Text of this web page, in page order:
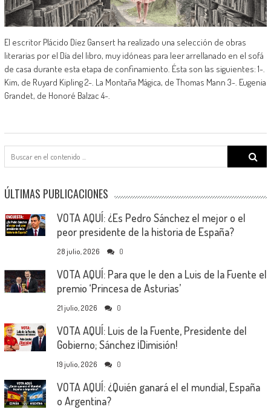
El escritor Plácido Díez Gansert ha realizado una selección de obras
literarias por el Día del libro, muy idóneas para leer arrellanado en el sofá
de casa durante esta etapa de confinamiento. Ésta son las siguientes: 1-.
Kim, de Ruyard Kipling 2-. La Montaña Mágica, de Thomas Mann 3-. Eugenia
Grandet, de Honoré Balzac 4-.
Search
for:
ÚLTIMAS PUBLICACIONES
VOTA AQUÍ: ¿Es Pedro Sánchez el mejor o el
peor presidente de la historia de España?
28 julio, 2026 0
VOTA AQUÍ: Para que le den a Luis de la Fuente el
premio ‘Princesa de Asturias’
21 julio, 2026 0
VOTA AQUÍ: Luis de la Fuente, Presidente del
Gobierno; Sánchez ¡Dimisión!
19 julio, 2026 0
VOTA AQUÍ: ¿Quién ganará el el mundial, España
o Argentina?